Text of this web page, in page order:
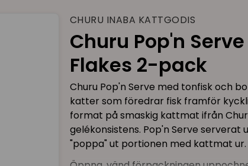
CHURU INABA KATTGODIS
Churu Pop'n
Flakes 2-pack
Churu Pop'n Serve med tonfisk och
katter som föredrar fisk framför
format på smaskig kattmat ifrån
gelékonsistens. Pop'n Serve
"poppa" ut portionen med kattmat ur.